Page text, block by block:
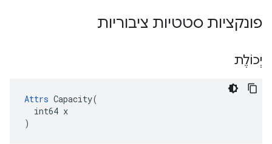
פונקציות סטטיות ציבוריות
יְכוֹלֶת
Attrs Capacity(
  int64 x
)